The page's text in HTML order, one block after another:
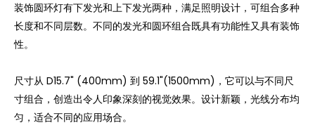
装饰圆环灯有下发光和上下发光两种，满足照明设计，可组合多种
长度和不同层数。不同的发光和圆环组合既具有功能性又具有装饰
性。
尺寸从 D15.7" (400mm) 到 59.1"(1500mm)，它可以与不同尺
寸组合，创造出令人印象深刻的视觉效果。设计新颖，光线分布均
匀，适合不同的应用场合。